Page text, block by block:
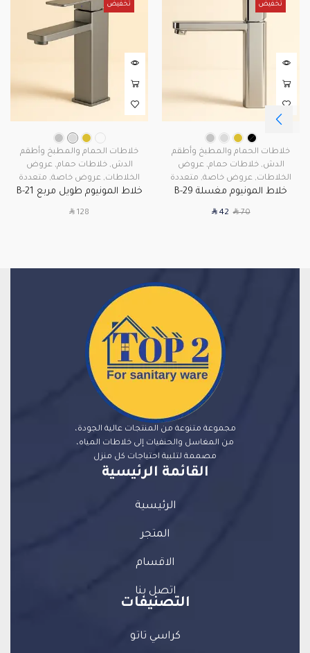
تخفيض
خلاطات الحمام والمطبخ وأطقم
الدش,خلاطات حمام,عروض
الخلاطات, عروض خاصة, متعددة
خلاط المونيوم مغسلة B-29
SAR70
SAR42
تخفيض
خلاطات الحمام والمطبخ وأطقم
الدش,خلاطات حمام,عروض
الخلاطات, عروض خاصة, متعددة
خلاط المونيوم طويل مربع B-21
SAR 128
مجموعة متنوعة من المنتجات عالية الجودة،
من المغاسل والحنفيات إلى خلاطات المياه،
مصممة لتلبية احتياجات كل منزل
القائمة الرئيسية
الرئيسية
المتجر
الاقسام
اتصل بنا
التصنيفات
كراسي تاتو